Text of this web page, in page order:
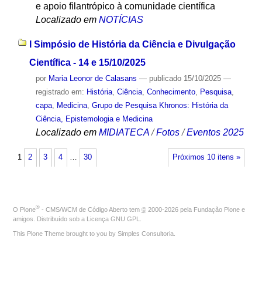
e apoio filantrópico à comunidade científica
Localizado em NOTÍCIAS
I Simpósio de História da Ciência e Divulgação
Científica - 14 e 15/10/2025
por Maria Leonor de Calasans — publicado15/10/2025 —
registrado em: História, Ciência, Conhecimento, Pesquisa,
capa, Medicina, Grupo de Pesquisa Khronos: História da
Ciência, Epistemologia e Medicina
Localizado em MIDIATECA /Fotos /Eventos 2025
Próximos 10 itens »
1 2 3 4 … 30
O Plone® - CMS/WCM de Código Aberto tem © 2000-2026 pela Fundação Plone e
amigos. Distribuído sob a Licença GNU GPL
This Plone Theme brought to you by Simples Consultoria